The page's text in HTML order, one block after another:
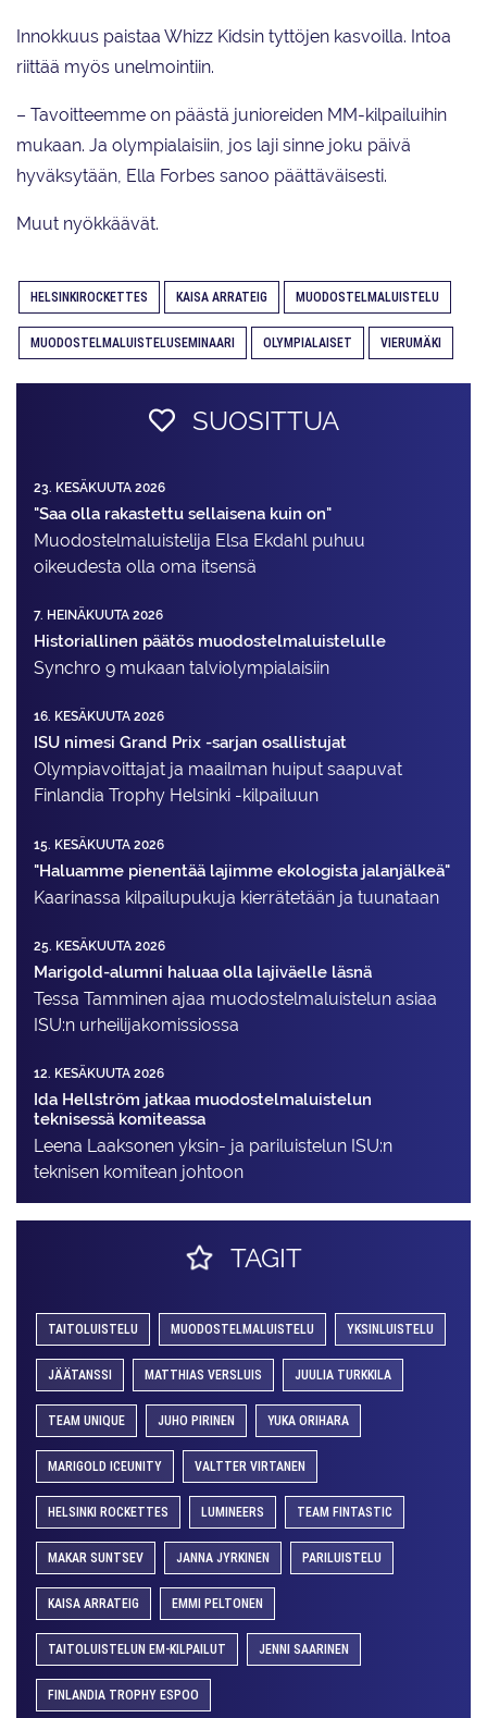
Innokkuus paistaa Whizz Kidsin tyttöjen kasvoilla. Intoa
riittää myös unelmointiin.
– Tavoitteemme on päästä junioreiden MM-kilpailuihin
mukaan. Ja olympialaisiin, jos laji sinne joku päivä
hyväksytään, Ella Forbes sanoo päättäväisesti.
Muut nyökkäävät.
HELSINKIROCKETTES KAISA ARRATEIG MUODOSTELMALUISTELU
MUODOSTELMALUISTELUSEMINAARI OLYMPIALAISET VIERUMÄKI
SUOSITTUA
23. KESÄKUUTA 2026
"Saa olla rakastettu sellaisena kuin on"
Muodostelma­luistelija Elsa Ekdahl puhuu
oikeudesta olla oma itsensä
7. HEINÄKUUTA 2026
Historiallinen päätös muodostelmaluistelulle
Synchro 9 mukaan talviolympialaisiin
16. KESÄKUUTA 2026
ISU nimesi Grand Prix -sarjan osallistujat
Olympiavoittajat ja maailman huiput saapuvat
Finlandia Trophy Helsinki -kilpailuun
15. KESÄKUUTA 2026
"Haluamme pienentää lajimme ekologista jalanjälkeä"
Kaarinassa kilpailupukuja kierrätetään ja tuunataan
25. KESÄKUUTA 2026
Marigold-alumni haluaa olla lajiväelle läsnä
Tessa Tamminen ajaa muodostelma­luistelun asiaa
ISU:n urheilija­komissiossa
12. KESÄKUUTA 2026
Ida Hellström jatkaa muodostelmaluistelun
teknisessä komiteassa
Leena Laaksonen yksin- ja pariluistelun ISU:n
teknisen komitean johtoon
TAGIT
TAITOLUISTELU MUODOSTELMALUISTELU YKSINLUISTELU
JÄÄTANSSI MATTHIAS VERSLUIS JUULIA TURKKILA
TEAM UNIQUE JUHO PIRINEN YUKA ORIHARA
MARIGOLD ICEUNITY VALTTER VIRTANEN
HELSINKI ROCKETTES LUMINEERS TEAM FINTASTIC
MAKAR SUNTSEV JANNA JYRKINEN PARILUISTELU
KAISA ARRATEIG EMMI PELTONEN
TAITOLUISTELUN EM-KILPAILUT JENNI SAARINEN
FINLANDIA TROPHY ESPOO